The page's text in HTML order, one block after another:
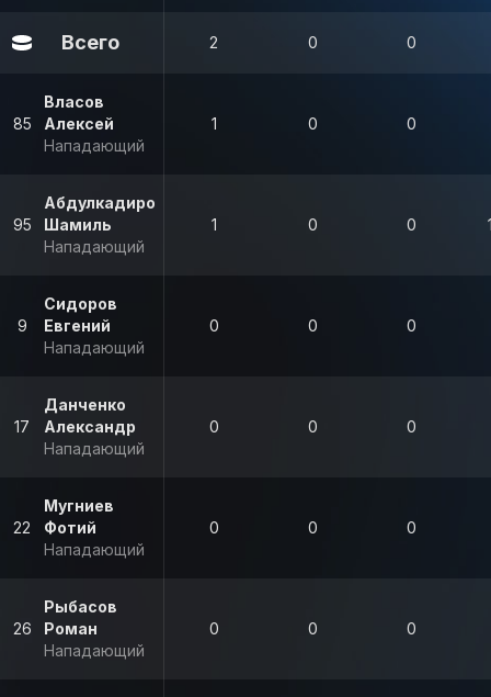
Всего 2 0 0
85
Власов
Алексей
Нападающий
1 0 0
95
Абдулкадиров
Шамиль
Нападающий
1 0 0
9
Сидоров
Евгений
Нападающий
0 0 0
17
Данченко
Александр
Нападающий
0 0 0
22
Мугниев
Фотий
Нападающий
0 0 0
26
Рыбасов
Роман
Нападающий
0 0 0